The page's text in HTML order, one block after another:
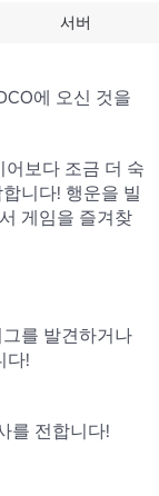
서버
에 오신 것을
보다 조금 더 숙
니다! 행운을 빌
게임을 즐겨찾
를 발견하거나
다!
를 전합니다!